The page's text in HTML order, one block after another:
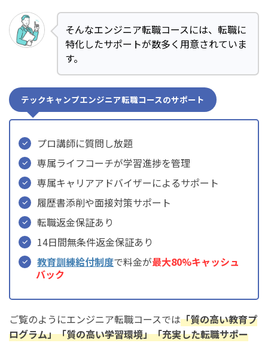
そんなエンジニア転職コースには、転職に
特化したサポートが数多く用意されていま
す。
テックキャンプエンジニア転職コースのサポート
プロ講師に質問し放題
専属ライフコーチが学習進捗を管理
専属キャリアアドバイザーによるサポート
履歴書添削や面接対策サポート
転職返金保証あり
14日間無条件返金保証あり
教育訓練給付制度で料金が最大80%キャッシュ
バック
ご覧のようにエンジニア転職コースでは「質の高い教育プ
ログラム」「質の高い学習環境」「充実した転職サポー